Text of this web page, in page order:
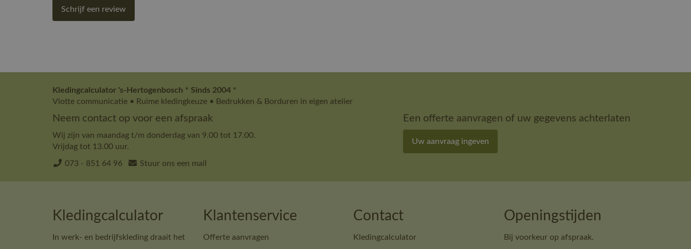
Schrijf een review
Kledingcalculator 's-Hertogenbosch * Sinds 2004 *
Vlotte communicatie • Ruime kledingkeuze • Bedrukken & Borduren in eigen atelier
Neem contact op voor een afspraak
Wij zijn van maandag t/m donderdag van 9.00 tot 17.00.
Vrijdag tot 13.00 uur.
073 - 851 64 96 Stuur ons een mail
Een offerte aanvragen of uw gegevens achterlaten
Uw aanvraag ingeven
Kledingcalculator
In werk- en bedrijfskleding draait het
Klantenservice
Offerte aanvragen
Contact
Kledingcalculator
Openingstijden
Bij voorkeur op afspraak.